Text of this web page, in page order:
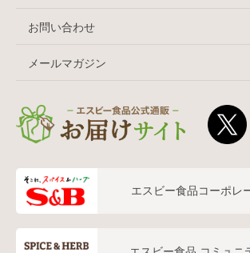
お問い合わせ
メールマガジン
エスビー食品コーポレ